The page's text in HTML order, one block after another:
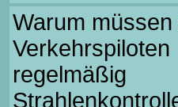
Warum müssen
Verkehrspiloten
regelmäßig